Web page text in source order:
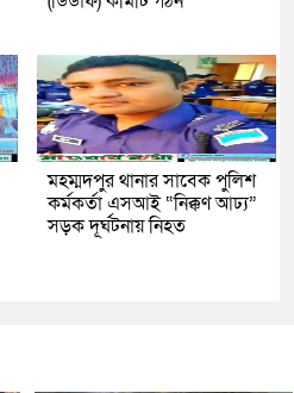
মহম্মদপুর থানার সাবেক পুলিশ
কর্মকর্তা এসআই “নিক্কণ আঢ্য”
সড়ক দূর্ঘটনায় নিহত